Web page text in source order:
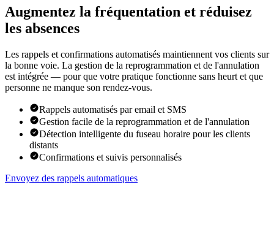
Augmentez la fréquentation et réduisez
les absences
Les rappels et confirmations automatisés maintiennent vos clients sur
la bonne voie. La gestion de la reprogrammation et de l'annulation
est intégrée — pour que votre pratique fonctionne sans heurt et que
personne ne manque son rendez-vous.
Rappels automatisés par email et SMS
Gestion facile de la reprogrammation et de l'annulation
Détection intelligente du fuseau horaire pour les clients
distants
Confirmations et suivis personnalisés
Envoyez des rappels automatiques